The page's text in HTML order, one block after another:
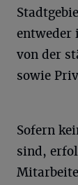
entweder
von der
sowie
Sofern
sind,